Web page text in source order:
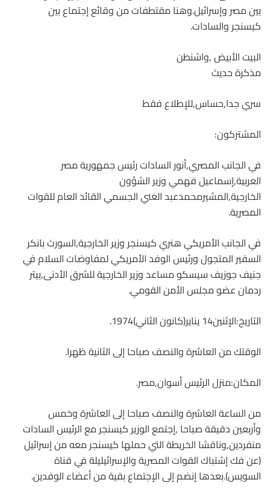
بين مصر وإسرائيل.وهنا مقتطفات من وقائع إجتماع بين
كيسنجر والسادات.
البيت الأبيض ,واشنطن
مذكرة حديث
سري جدا,حساس,للإطلاع فقط
المشتركون:
في الجانب المصري,أنور السادات رئيس جمهورية مصر
العربية,إسماعيل فهمي وزير الشؤون
الخارجية,المشيرمحمدعبد الغني الجسمي القائد العام للقوات
المصرية.
في الجانب الأمريكي هنري كيسنجر وزير الخارجية,السورث بانكر
السفير المتجول ورئيس الوفد الأمريكي لمفاوضات السلام في
جنيف جوزيف سيسكو مساعد وزير الخارجية للشرق الأدنى,بيتر
ردمان عضو مجلس الأمن القومي.
التاريخ:الإثنين14 يناير(كانون الثاني)1974.
الوقتك من العاشرة والنصف صباحا إلى الثانية ظهرا.
المكان:منزل الرئيس أسوان,مصر.
من الساعة العاشرة والنصف صباحا إلى العاشرة وخمس
وأربعين دقيقة صباحا ,إجتمع الوزير كيسنجر مع الرئيس السادات
منفردين,وناقشا الخريطة التي حملها كيسنجر معه من إسرائيل
(عن فك إشتباك القوات المصرية والإسرائيليلة في قناة
السويس).بعدها إنضم إلى الإجتماع بقية من أعضاء الوفدين.